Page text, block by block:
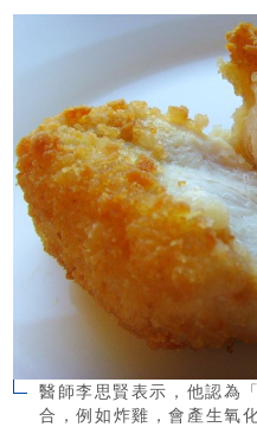
醫師李思賢表示，他認為
合，例如炸雞，會產生氧